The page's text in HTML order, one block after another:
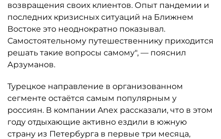
возвращения своих клиентов. Опыт пандемии и
последних кризисных ситуаций на Ближнем
Востоке это неоднократно показывал.
Самостоятельному путешественнику приходится
решать такие вопросы самому", — пояснил
Арзуманов.
Турецкое направление в организованном
сегменте остаётся самым популярным у
россиян. В компании Anex рассказали, что в этом
году отдыхающие активно ездили в южную
страну из Петербурга в первые три месяца,